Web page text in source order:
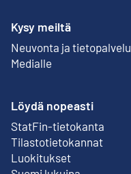
Kysy meiltä
Neuvonta ja tietopalvelu
Medialle
Löydä nopeasti
StatFin-tietokanta
Ulkoinen linkki
Tilastotietokannat
Luokitukset